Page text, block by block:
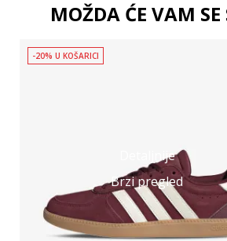
MOŽDA ĆE VAM SE
Detaljnije
Brzi pregled
-20% U KOŠARICI